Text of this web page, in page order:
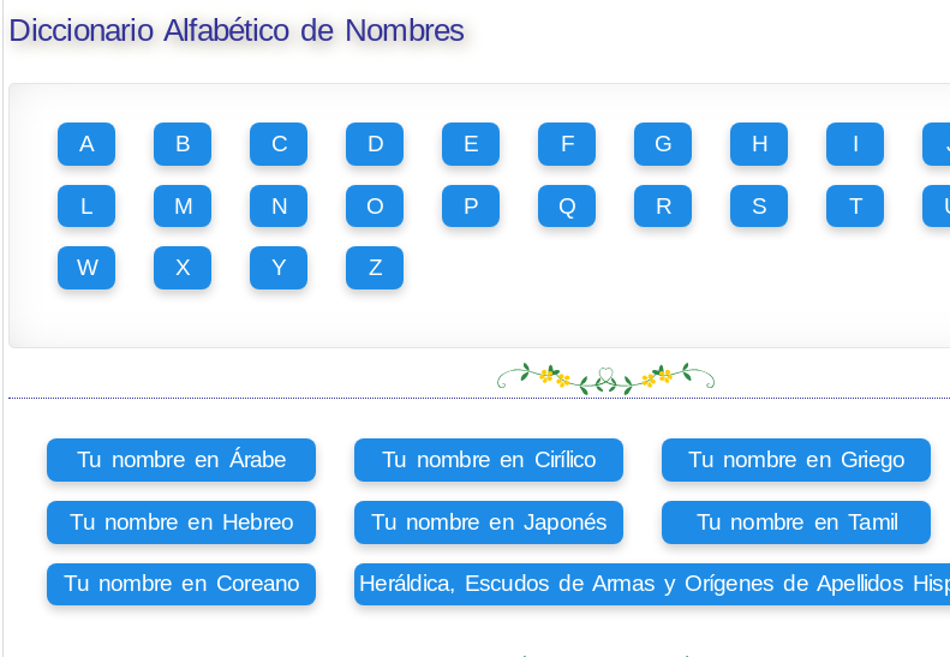
Diccionario Alfabético de Nombres
A B C D E F G H I
L M N O P Q R S T
W X Y Z
Tu nombre en Árabe Tu nombre en Cirílico Tu nombre en Griego
Tu nombre en Hebreo Tu nombre en Japonés Tu nombre en Tamil
Tu nombre en Coreano Heráldica, Escudos de Armas y Orígenes de Apellidos